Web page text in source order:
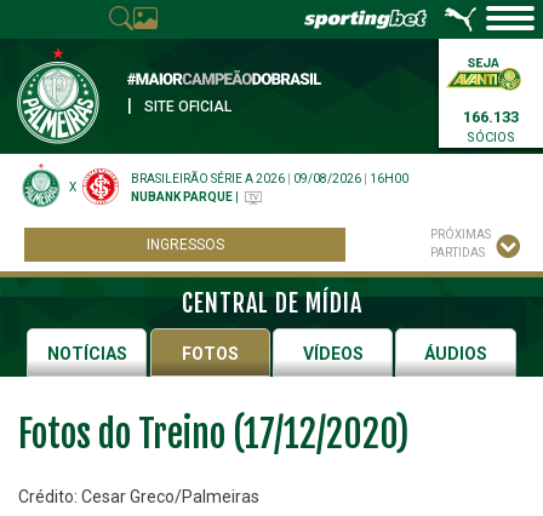
SITE OFICIAL
166.133
SÓCIOS
X
BRASILEIRÃO SÉRIE A 2026 09/08/2026
16H00
NUBANK PARQUE
INGRESSOS
PRÓXIMAS
PARTIDAS
CENTRAL DE MÍDIA
NOTÍCIAS FOTOS VÍDEOS ÁUDIOS
Fotos do Treino (17/12/2020)
Crédito: Cesar Greco/Palmeiras